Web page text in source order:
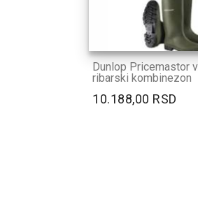
Dunlop Pricemastor
ribarski kombinezon
10.188,00 RSD